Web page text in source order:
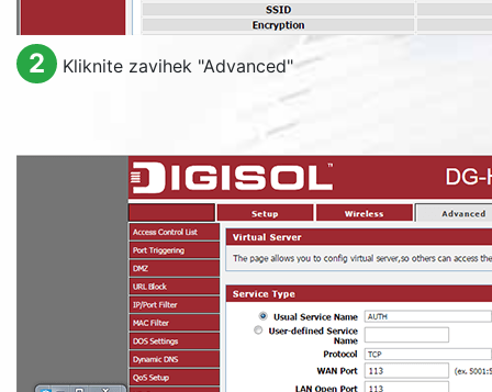
2 Kliknite zavihek "Advanced"